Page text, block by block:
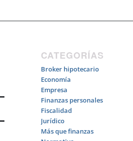
CATEGORÍAS
Broker hipotecario
Economía
Empresa
Finanzas personales
Fiscalidad
Jurídico
Más que finanzas